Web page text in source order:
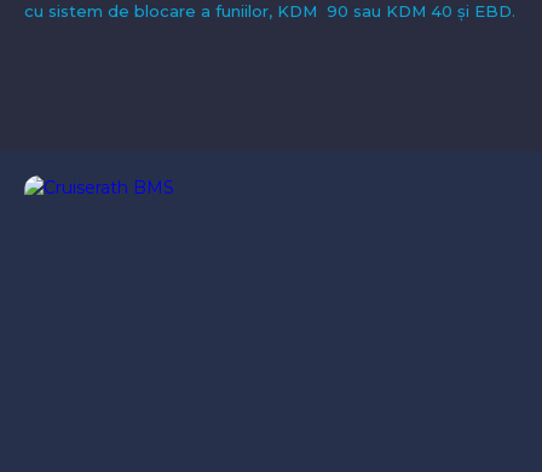
cu sistem de blocare a funiilor, KDM 90 sau KDM 40 și EBD.